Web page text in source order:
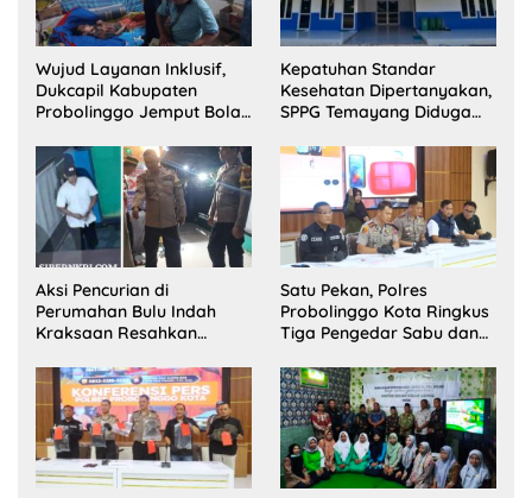
Wujud Layanan Inklusif,
Dukcapil Kabupaten
Probolinggo Jemput Bola
Disabilitas di Dringu
Kepatuhan Standar
Kesehatan Dipertanyakan,
SPPG Temayang Diduga
Aksi Pencurian di
Perumahan Bulu Indah
Kraksaan Resahkan
Satu Pekan, Polres
Probolinggo Kota Ringkus
Tiga Pengedar Sabu dan